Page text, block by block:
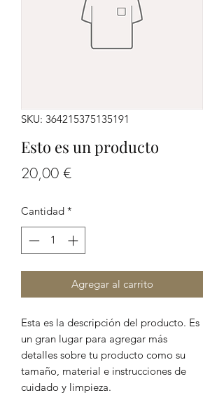
SKU: 364215375135191
Esto es un producto
20,00 €Precio
Cantidad *
Agregar al carrito
Esta es la descripción del producto. Es
un gran lugar para agregar más
detalles sobre tu producto como su
tamaño, material e instrucciones de
cuidado y limpieza.